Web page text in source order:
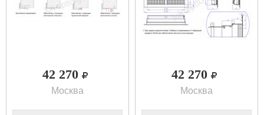
42 270
Москва
42 270
Москва